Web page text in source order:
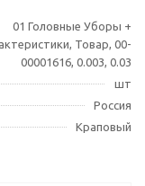
01 Головные Уборы +
Товар, 00-
00001616, 0.003, 0.03
шт
Россия
Краповый